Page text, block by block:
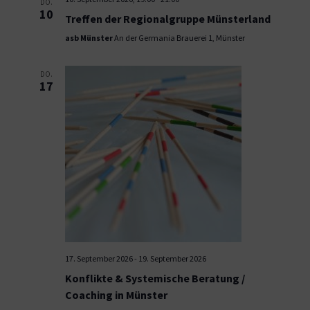
DO.
10 Treffen der Regionalgruppe Münsterland
asb MünsterAn der Germania Brauerei 1, Münster
DO.
17
17. September 2026- 19. September 2026
Konflikte & Systemische Beratung /
Coaching in Münster